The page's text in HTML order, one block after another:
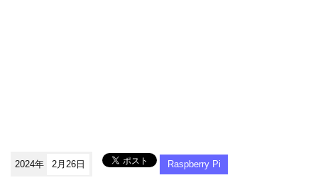
2024年 2月26日 Raspberry Pi